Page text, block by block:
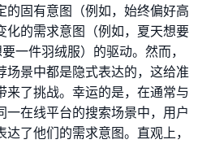
的固有意图（例如，始终偏好高
化的需求意图（例如，夏天想要
一件羽绒服）的驱动。然而，
场景中都是隐式表达的，这给准
来了挑战。幸运的是，在通常与
一在线平台的搜索场景中，用户
了他们的需求意图。直观上，